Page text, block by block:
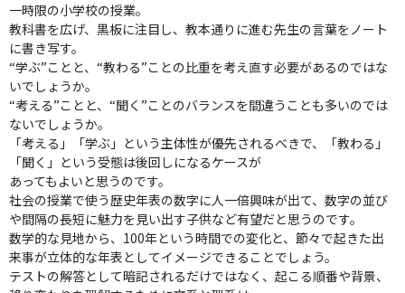
一時限の小学校の授業。
教科書を広げ、黒板に注目し、教本通りに進む先生の言葉をノート
に書き写す。
“学ぶ”ことと、“教わる”ことの比重を考え直す必要があるのではな
いでしょうか。
“考える”ことと、“聞く”ことのバランスを間違うことも多いのでは
ないでしょうか。
「考える」「学ぶ」という主体性が優先されるべきで、「教わる」
「聞く」という受態は後回しになるケースが
あってもよいと思うのです。
社会の授業で使う歴史年表の数字に人一倍興味が出て、数字の並び
や間隔の長短に魅力を見い出す子供など有望だと思うのです。
数学的な見地から、100年という時間での変化と、節々で起きた出
来事が立体的な年表としてイメージできることでしょう。
テストの解答として暗記されるだけではなく、起こる順番や背景、